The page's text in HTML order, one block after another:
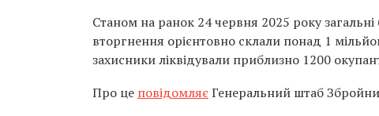
Станом на ранок 24 червня 2025 року
вторгнення орієнтовно склали понад 1
захисники ліквідували приблизно 1200
Про це повідомляєГенеральний штаб